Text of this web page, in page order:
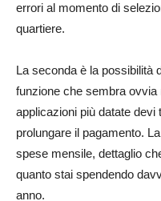
errori al momento di
quartiere.
La seconda è la possibilità
funzione che sembra
applicazioni più datate
prolungare il pagamento.
spese mensile, dettaglio
quanto stai spendendo
anno.